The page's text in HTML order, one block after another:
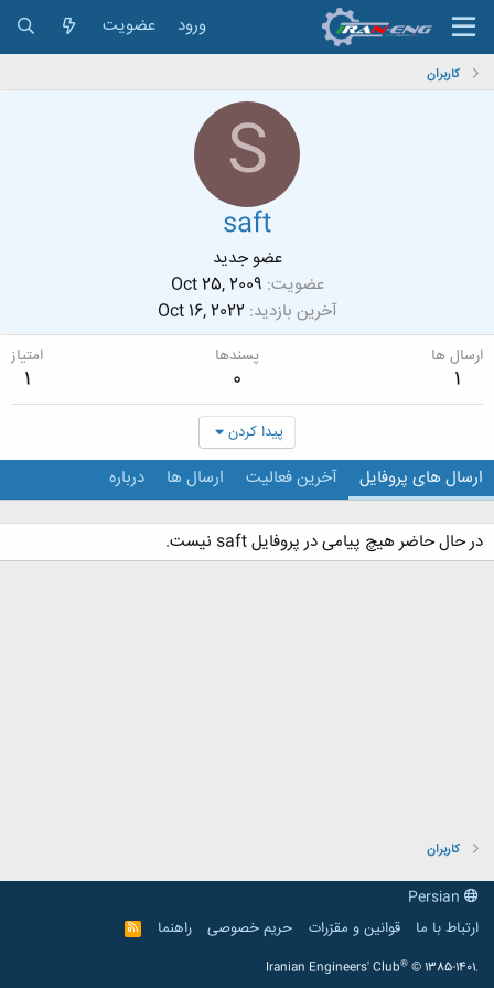
ورود عضویت
کاربران
S
saft
عضو جدید
عضویت Oct 25, 2009
آخرین بازدید Oct 16, 2022
ارسال ها
1
پسندها
0
امتیاز
1
پیدا کردن
ارسال های پروفایل آخرین فعالیت ارسال ها درباره
در حال حاضر هیچ پیامی در پروفایل saft نیست.
کاربران
ارتباط با ما
قوانین و مقرّرات حریم خصوصی راهنما
R
S
Iranian Engineers' Club® © 1385-1401.